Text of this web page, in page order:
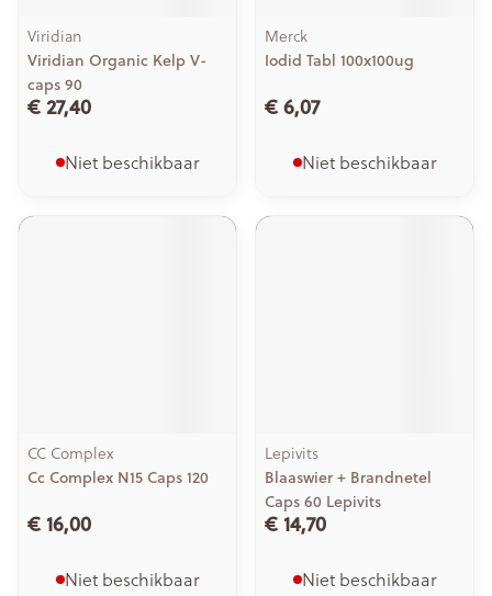
Viridian
Viridian Organic Kelp V-
caps 90
€ 27,40
Niet beschikbaar
Merck
Iodid Tabl 100x100ug
€ 6,07
Niet beschikbaar
CC Complex
Cc Complex N15 Caps 120
€ 16,00
Niet beschikbaar
Lepivits
Blaaswier + Brandnetel
Caps 60 Lepivits
€ 14,70
Niet beschikbaar